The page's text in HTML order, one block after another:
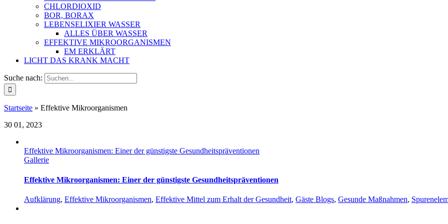
CHLORDIOXID
BOR, BORAX
LEBENSELIXIER WASSER
ALLES ÜBER WASSER
EFFEKTIVE MIKROORGANISMEN
EM ERKLÄRT
LICHT DAS KRANK MACHT
Suche nach:
Startseite » Effektive Mikroorganismen
30 01, 2023
Effektive Mikroorganismen: Einer der günstigste Gesundheitspräventionen
Gallerie
Effektive Mikroorganismen: Einer der günstigste Gesundheitspräventionen
Aufklärung, Effektive Mikroorganismen, Effektive Mittel zum Erhalt der Gesundheit, Gäste Blogs, Gesunde Maßnahmen,